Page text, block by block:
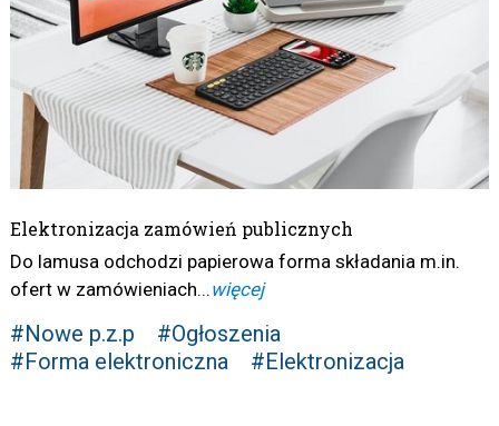
Elektronizacja zamówień publicznych
Do lamusa odchodzi papierowa forma składania m.in.
ofert w zamówieniach...więcej
#Nowe p.z.p
#Ogłoszenia
#Forma elektroniczna
#Elektronizacja